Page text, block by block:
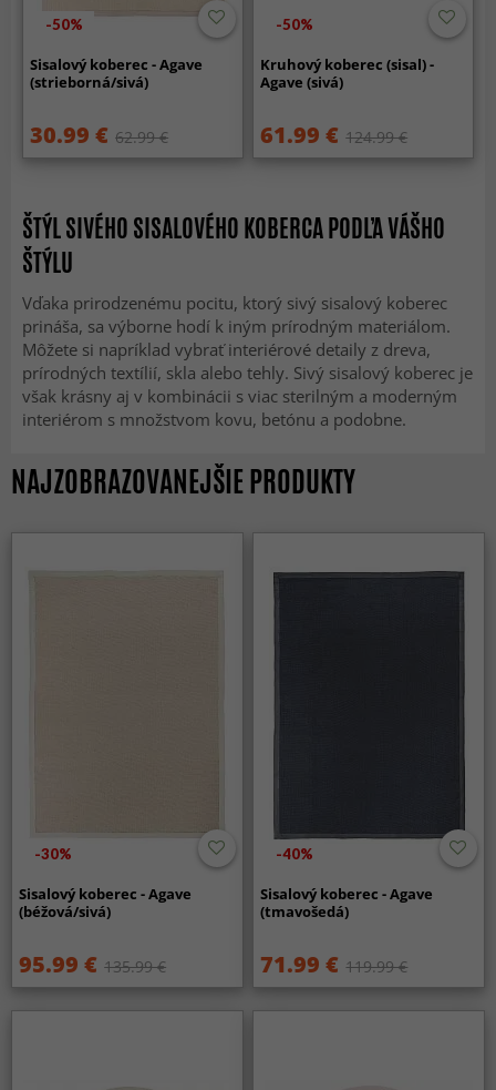
-50%
Sisalový koberec - Agave
(strieborná/sivá)
30.99 € 62.99 €
-50%
Kruhový koberec (sisal) -
Agave (sivá)
61.99 € 124.99 €
ŠTÝL SIVÉHO SISALOVÉHO KOBERCA PODĽA VÁŠHO
ŠTÝLU
Vďaka prirodzenému pocitu, ktorý sivý sisalový koberec
prináša, sa výborne hodí k iným prírodným materiálom.
Môžete si napríklad vybrať interiérové detaily z dreva,
prírodných textílií, skla alebo tehly. Sivý sisalový koberec je
však krásny aj v kombinácii s viac sterilným a moderným
interiérom s množstvom kovu, betónu a podobne.
NAJZOBRAZOVANEJŠIE PRODUKTY
-30%
Sisalový koberec - Agave
(béžová/sivá)
95.99 € 135.99 €
-40%
Sisalový koberec - Agave
(tmavošedá)
71.99 € 119.99 €